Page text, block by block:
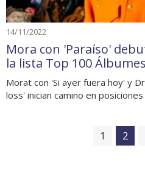
14/11/2022
Mora con 'Paraíso'
la lista Top 100
Morat con 'Si ayer fuera hoy' y
loss' inician camino en
1 2